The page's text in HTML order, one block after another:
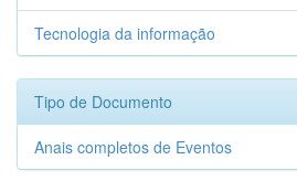
Tecnologia da informação
Tipo de Documento
Anais completos de Eventos